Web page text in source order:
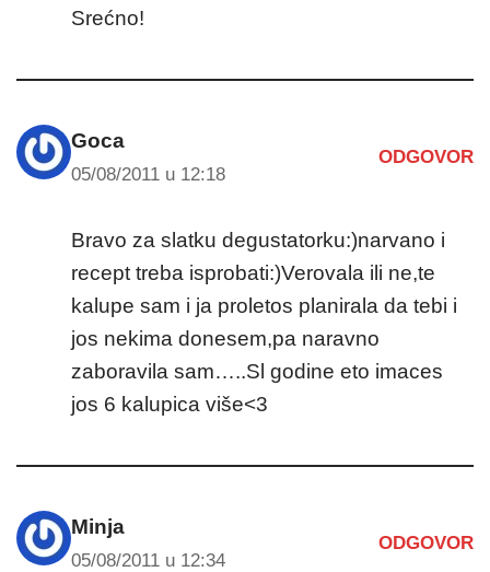
Srećno!
Goca
05/08/2011 u 12:18
ODGOVOR
Bravo za slatku degustatorku:)narvano i
recept treba isprobati:)Verovala ili ne,te
kalupe sam i ja proletos planirala da tebi i
jos nekima donesem,pa naravno
zaboravila sam…..Sl godine eto imaces
jos 6 kalupica više<3
Minja
05/08/2011 u 12:34
ODGOVOR